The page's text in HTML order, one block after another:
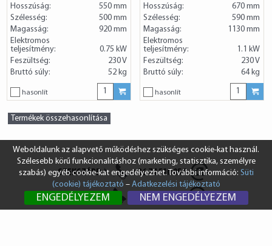
SZEKSZÁRD +36 74 510 054
info@vendi.hu
BUDAPEST +36 1 431 8687
Hosszúság:
550 mm
Szélesség:
500 mm
Magasság:
920 mm
Elektromos
teljesítmény:
0.75 kW
Feszültség:
230 V
Bruttó súly:
52 kg
hasonlít
Hosszúság:
670 mm
Szélesség:
590 mm
Magasság:
1130 mm
Elektromos
teljesítmény:
1.1 kW
Feszültség:
230 V
Bruttó súly:
64 kg
hasonlít
Termékek összehasonlítása
Weboldalunk az alapvető működéshez szükséges cookie-kat használ.
Szélesebb körű funkcionalitáshoz (marketing, statisztika, személyre
szabás) egyéb cookie-kat engedélyezhet. További információ: Süti
(cookie) tájékoztató – Adatkezelési tájékoztató
ENGEDÉLYEZEM NEM ENGEDÉLYEZEM